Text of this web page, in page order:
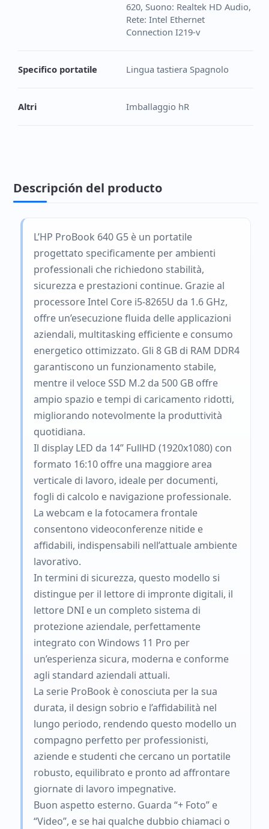
620, Suono: Realtek HD Audio,
Rete: Intel Ethernet
Connection I219-v
Specifico portatile Lingua tastiera Spagnolo
Altri Imballaggio hR
Descripción del producto
L’HP ProBook 640 G5 è un portatile
progettato specificamente per ambienti
professionali che richiedono stabilità,
sicurezza e prestazioni continue. Grazie al
processore Intel Core i5-8265U da 1.6 GHz,
offre un’esecuzione fluida delle applicazioni
aziendali, multitasking efficiente e consumo
energetico ottimizzato. Gli 8 GB di RAM DDR4
garantiscono un funzionamento stabile,
mentre il veloce SSD M.2 da 500 GB offre
ampio spazio e tempi di caricamento ridotti,
migliorando notevolmente la produttività
quotidiana.
Il display LED da 14’’ FullHD (1920x1080) con
formato 16:10 offre una maggiore area
verticale di lavoro, ideale per documenti,
fogli di calcolo e navigazione professionale.
La webcam e la fotocamera frontale
consentono videoconferenze nitide e
affidabili, indispensabili nell’attuale ambiente
lavorativo.
In termini di sicurezza, questo modello si
distingue per il lettore di impronte digitali, il
lettore DNI e un completo sistema di
protezione aziendale, perfettamente
integrato con Windows 11 Pro per
un’esperienza sicura, moderna e conforme
agli standard aziendali attuali.
La serie ProBook è conosciuta per la sua
durata, il design sobrio e l’affidabilità nel
lungo periodo, rendendo questo modello un
compagno perfetto per professionisti,
aziende e studenti che cercano un portatile
robusto, equilibrato e pronto ad affrontare
giornate di lavoro impegnative.
Buon aspetto esterno. Guarda “+ Foto” e
“Video”, e se hai qualche dubbio chiamaci o